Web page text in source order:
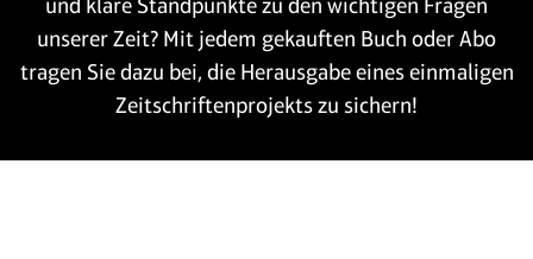
und klare Standpunkte zu den wichtigen Fragen
unserer Zeit? Mit jedem gekauften Buch oder Abo
tragen Sie dazu bei, die Herausgabe eines einmaligen
Zeitschriftenprojekts zu sichern!